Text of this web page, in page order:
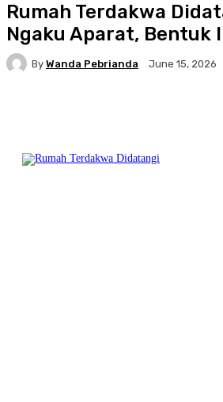
Rumah Terdakwa
Ngaku Aparat, Bentuk
By Wanda Pebrianda June 15, 2026